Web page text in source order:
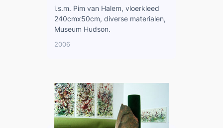
i.s.m. Pim van Halem, vloerkleed
240cmx50cm, diverse materialen,
Museum Hudson.
2006